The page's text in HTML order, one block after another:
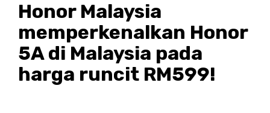
Honor Malaysia
memperkenalkan Honor
5A di Malaysia pada
harga runcit RM599!